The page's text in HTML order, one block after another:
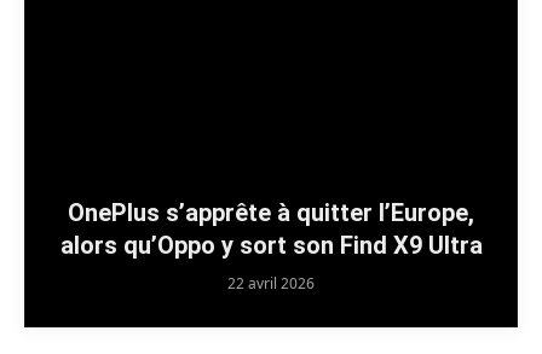
OnePlus s’apprête à quitter l’Europe,
alors qu’Oppo y sort son Find X9 Ultra
22 avril 2026